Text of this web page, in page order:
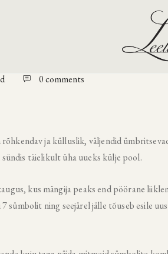
0 comments
ja külluslik, väljendid
täielikult üha uueks külje pool.
kus mängija peaks end pöörane
sümbolit ning seejärel jälle tõuseb esile